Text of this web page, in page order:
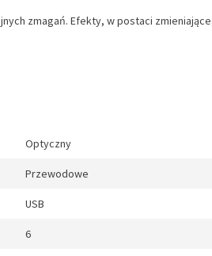
zmagań. Efekty, w postaci
Optyczny
Przewodowe
USB
6